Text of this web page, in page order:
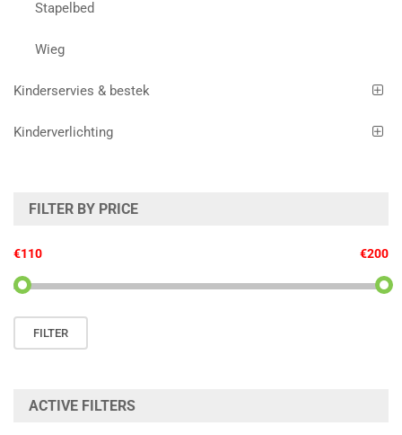
Stapelbed
Wieg
Kinderservies & bestek
Kinderverlichting
FILTER BY PRICE
Min.
Max.FILTER
€110 €200
ACTIVE FILTERS